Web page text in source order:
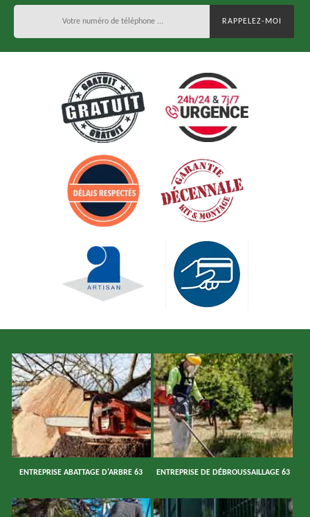
ENTREPRISE ABATTAGE D'ARBRE 63 ENTREPRISE DE DÉBROUSSAILLAGE 63